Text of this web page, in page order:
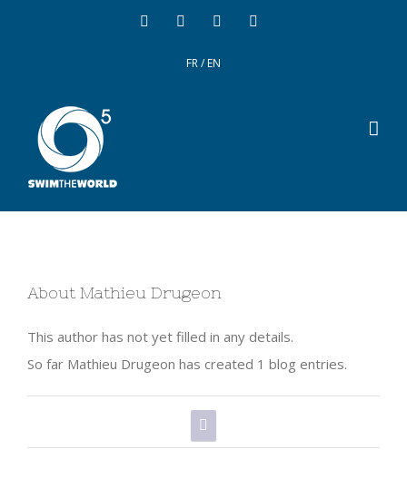
FR/EN
About Mathieu Drugeon
This author has not yet filled in any details.
So far Mathieu Drugeon has created 1 blog entries.